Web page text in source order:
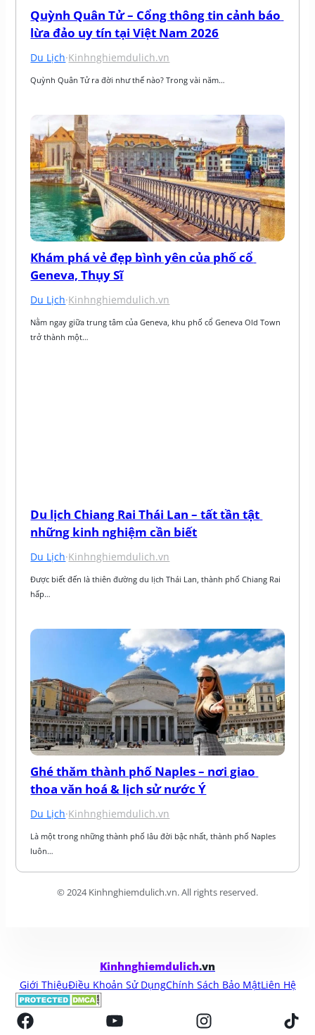
Quỳnh Quân Tử – Cổng thông tin cảnh báo
lừa đảo uy tín tại Việt Nam 2026
Du Lịch·Kinhnghiemdulich.vn
Quỳnh Quân Tử ra đời như thế nào? Trong vài năm…
Khám phá vẻ đẹp bình yên của phố cổ
Geneva, Thụy Sĩ
Du Lịch·Kinhnghiemdulich.vn
Nằm ngay giữa trung tâm của Geneva, khu phố cổ Geneva Old Town
trở thành một…
Du lịch Chiang Rai Thái Lan – tất tần tật
những kinh nghiệm cần biết
Du Lịch·Kinhnghiemdulich.vn
Được biết đến là thiên đường du lịch Thái Lan, thành phố Chiang Rai
hấp…
Ghé thăm thành phố Naples – nơi giao
thoa văn hoá & lịch sử nước Ý
Du Lịch·Kinhnghiemdulich.vn
Là một trong những thành phố lâu đời bậc nhất, thành phố Naples
luôn…
© 2024 Kinhnghiemdulich.vn. All rights reserved.
Kinhnghiemdulich.vn
Giới ThiệuĐiều Khoản Sử DụngChính Sách Bảo MậtLiên Hệ